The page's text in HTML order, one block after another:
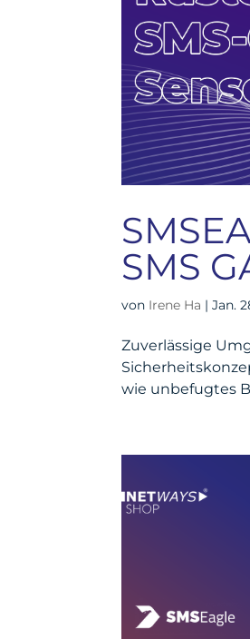
SMS
von Irene Ha |Jan.
Zuverlässige
wie unbefugtes